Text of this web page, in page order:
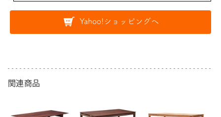
Yahoo!ショッピングへ
関連商品